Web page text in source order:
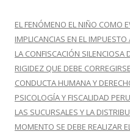
r
:
EL FENÓMENO EL NIÑO COMO
IMPLICANCIAS EN EL IMPUESTO
LA CONFISCACIÓN SILENCIOSA
RIGIDEZ QUE DEBE CORREGIRSE
CONDUCTA HUMANA Y
PSICOLOGÍA Y FISCALIDAD
LAS SUCURSALES Y LA
MOMENTO SE DEBE REALIZAR